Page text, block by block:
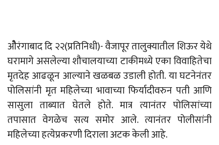
ओैरंगाबाद दि २२(प्रतिनिधी)- वैजापूर तालुक्यातील शिऊर येथे
घरामागे असलेल्या शौचालयाच्या टाकीमध्ये एका विवाहितेचा
मृतदेह आढळून आल्याने खळबळ उडाली होती. या घटनेनंतर
पोलिसांनी मृत महिलेच्या भावाच्या फिर्यादीवरुन पती आणि
सासुला ताब्यात घेतले होते. मात्र त्यानंतर पोलिसांच्या
तपासात वेगळेच सत्य समोर आले. त्यानंतर पोलीसांनी
महिलेच्या हत्येप्रकरणी दिराला अटक केली आहे.